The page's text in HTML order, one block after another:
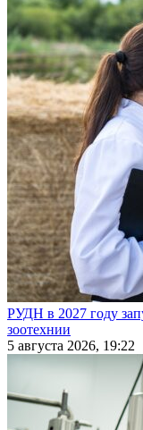
РУДН в 2027 году
зоотехнии
5 августа 2026, 19:22